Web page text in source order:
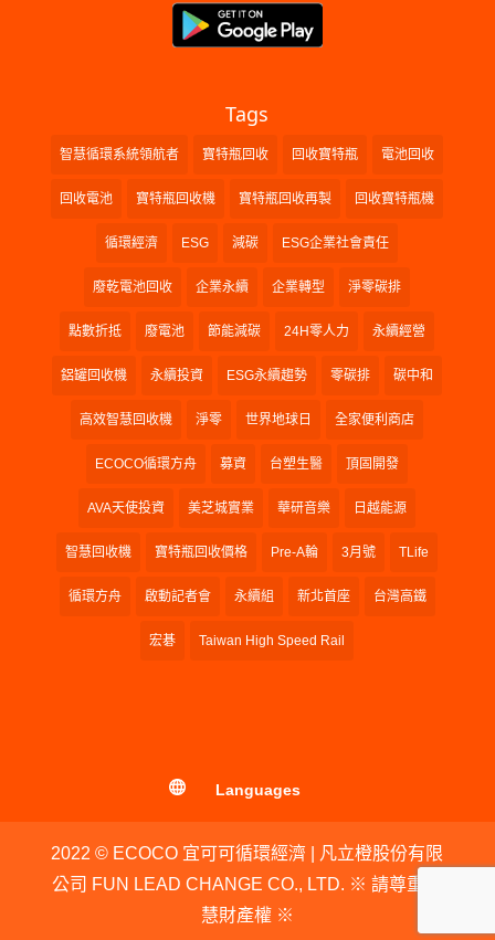
Tags
智慧循環系統領航者 寶特瓶回收 回收寶特瓶 電池回收
回收電池 寶特瓶回收機 寶特瓶回收再製 回收寶特瓶機
循環經濟 ESG 減碳 ESG企業社會責任
廢乾電池回收 企業永續 企業轉型 淨零碳排
點數折抵 廢電池 節能減碳 24H零人力 永續經營
鋁罐回收機 永續投資 ESG永續趨勢 零碳排 碳中和
高效智慧回收機 淨零 世界地球日 全家便利商店
ECOCO循環方舟 募資 台塑生醫 頂固開發
AVA天使投資 美芝城實業 華研音樂 日越能源
智慧回收機 寶特瓶回收價格 Pre-A輪 3月號 TLife
循環方舟 啟動記者會 永續組 新北首座 台灣高鐵
宏碁 Taiwan High Speed Rail
Languages
2022 © ECOCO 宜可可循環經濟 | 凡立橙股份有限
公司 FUN LEAD CHANGE CO., LTD. ※ 請尊重智
慧財產權 ※